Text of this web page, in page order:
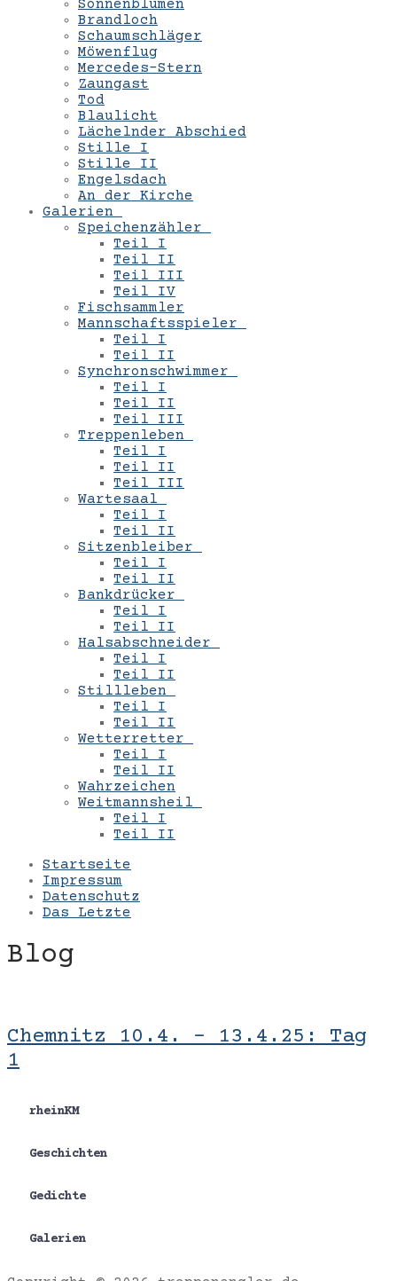
Sonnenblumen
Brandloch
Schaumschläger
Möwenflug
Mercedes-Stern
Zaungast
Tod
Blaulicht
Lächelnder Abschied
Stille I
Stille II
Engelsdach
An der Kirche
Galerien
Speichenzähler
Teil I
Teil II
Teil III
Teil IV
Fischsammler
Mannschaftsspieler
Teil I
Teil II
Synchronschwimmer
Teil I
Teil II
Teil III
Treppenleben
Teil I
Teil II
Teil III
Wartesaal
Teil I
Teil II
Sitzenbleiber
Teil I
Teil II
Bankdrücker
Teil I
Teil II
Halsabschneider
Teil I
Teil II
Stillleben
Teil I
Teil II
Wetterretter
Teil I
Teil II
Wahrzeichen
Weitmannsheil
Teil I
Teil II
Startseite
Impressum
Datenschutz
Das Letzte
Blog
Chemnitz 10.4. – 13.4.25: Tag
1
rheinKM
Geschichten
Gedichte
Galerien